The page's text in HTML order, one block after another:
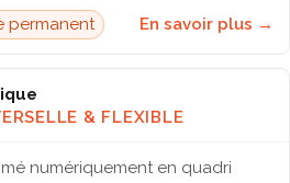
permanent En savoir plus →
& FLEXIBLE
numériquement en quadri